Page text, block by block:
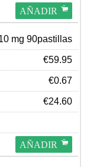
AÑADIR
mg 90pastillas
€59.95
€0.67
€24.60
AÑADIR